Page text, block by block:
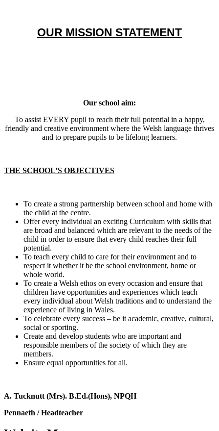
OUR MISSION STATEMENT
Our school aim:
To assist EVERY pupil to reach their full potential in a happy,
friendly and creative environment where the Welsh language thrives
and to prepare pupils to be lifelong learners.
THE SCHOOL’S OBJECTIVES
To create a strong partnership between school and home with
the child at the centre.
Offer every individual an exciting Curriculum with skills that
are broad and balanced which are relevant to the needs of the
child in order to ensure that every child reaches their full
potential.
To teach every child to care for their environment and to
respect it whether it be the school environment, home or
whole world.
To create a Welsh ethos on every occasion and ensure that
children have opportunities and experiences which teach
every individual about Welsh traditions and to understand the
experience of living in Wales.
To celebrate every success – be it academic, creative, cultural,
social or sporting.
Create and develop students who are important and
responsible members of the society of which they are
members.
Ensure equal opportunities for all.
A. Tucknutt (Mrs). B.Ed.(Hons), NPQH
Pennaeth / Headteacher